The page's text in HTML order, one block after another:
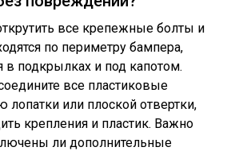
все крепежные болты и
по периметру бампера,
в подкрылках и под капотом.
все пластиковые
или плоской отвертки,
крепления и пластик. Важно
ли дополнительные